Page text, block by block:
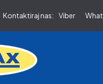
Kontaktiraj nas: Viber